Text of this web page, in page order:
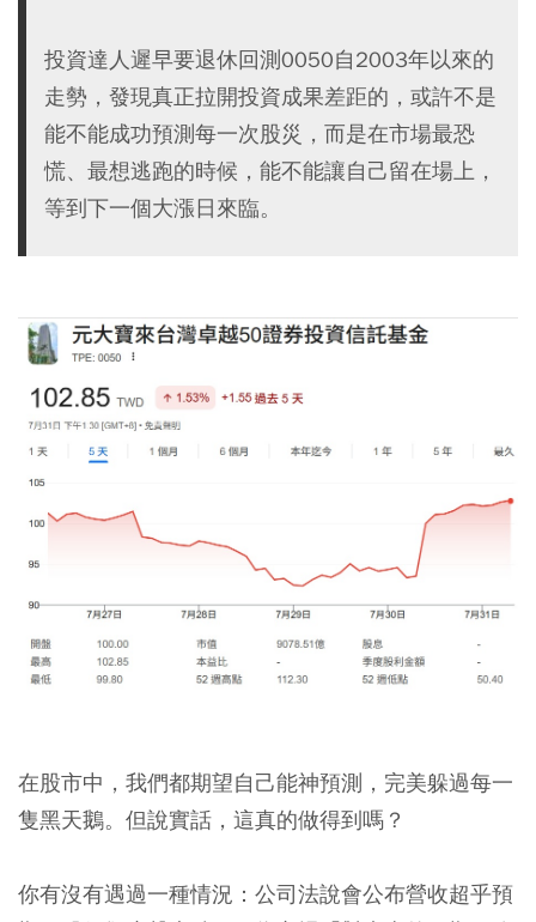
投資達人遲早要退休回測0050自2003年以來的
走勢，發現真正拉開投資成果差距的，或許不是
能不能成功預測每一次股災，而是在市場最恐
慌、最想逃跑的時候，能不能讓自己留在場上，
等到下一個大漲日來臨。
在股市中，我們都期望自己能神預測，完美躲過每一
隻黑天鵝。但說實話，這真的做得到嗎？
你有沒有遇過一種情況：公司法說會公布營收超乎預